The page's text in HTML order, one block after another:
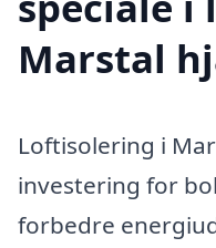
Marstal
Loftisolering i
investering for
forbedre